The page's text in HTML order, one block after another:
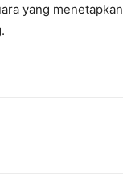
yang menetapkan